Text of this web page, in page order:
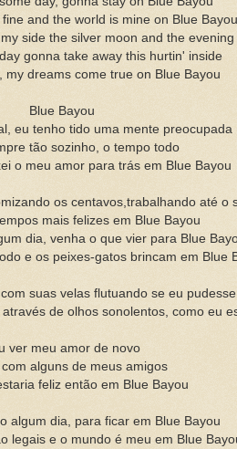
and the world is mine on Blue Bayou
side the silver moon and the evening
gonna take away this hurtin' inside
my dreams come true on Blue Bayou
Blue Bayou
eu tenho tido uma mente preocupada
tão sozinho, o tempo todo
o meu amor para trás em Blue Bayou
os centavos,trabalhando até o
mais felizes em Blue Bayou
dia, venha o que vier para Blue
e os peixes-gatos brincam em Blue
suas velas flutuando se eu
de olhos sonolentos, como eu
ver meu amor de novo
com alguns de meus amigos
feliz então em Blue Bayou
algum dia, para ficar em Blue Bayou
legais e o mundo é meu em Blue